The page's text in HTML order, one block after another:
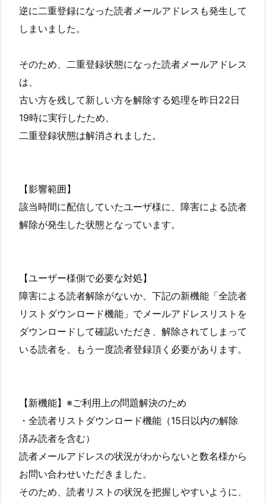
逆に二重登録になった読者メールアドレスも発生して
しまいました。
そのため、二重登録状態になった読者メールアドレス
は、
古い方を残して新しい方を解除する処理を昨日22日
19時に実行したため、
二重登録状態は解消されました。
【影響範囲】
該当時間に配信していたユーザ様に、障害による読者
解除が発生した状態となっています。
【ユーザー様側で必要な対処】
障害による読者解除がないか、下記の新機能「全読者
リストダウンロード機能」でメールアドレスリストを
ダウンロードして確認いただき、解除されてしまって
いる読者を、もう一度読者登録頂く必要があります。
【新機能】※ご利用上の問題解決のため
・全読者リストダウンロード機能（15日以内の解除
済み読者を含む）
読者メールアドレスの状況がわからないと数名様から
お問い合わせいただきました。
そのため、読者リストの状況を把握しやすいように、